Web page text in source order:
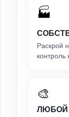
🏭
Раскрой
контроль
🎨
ЛЮБОЙ